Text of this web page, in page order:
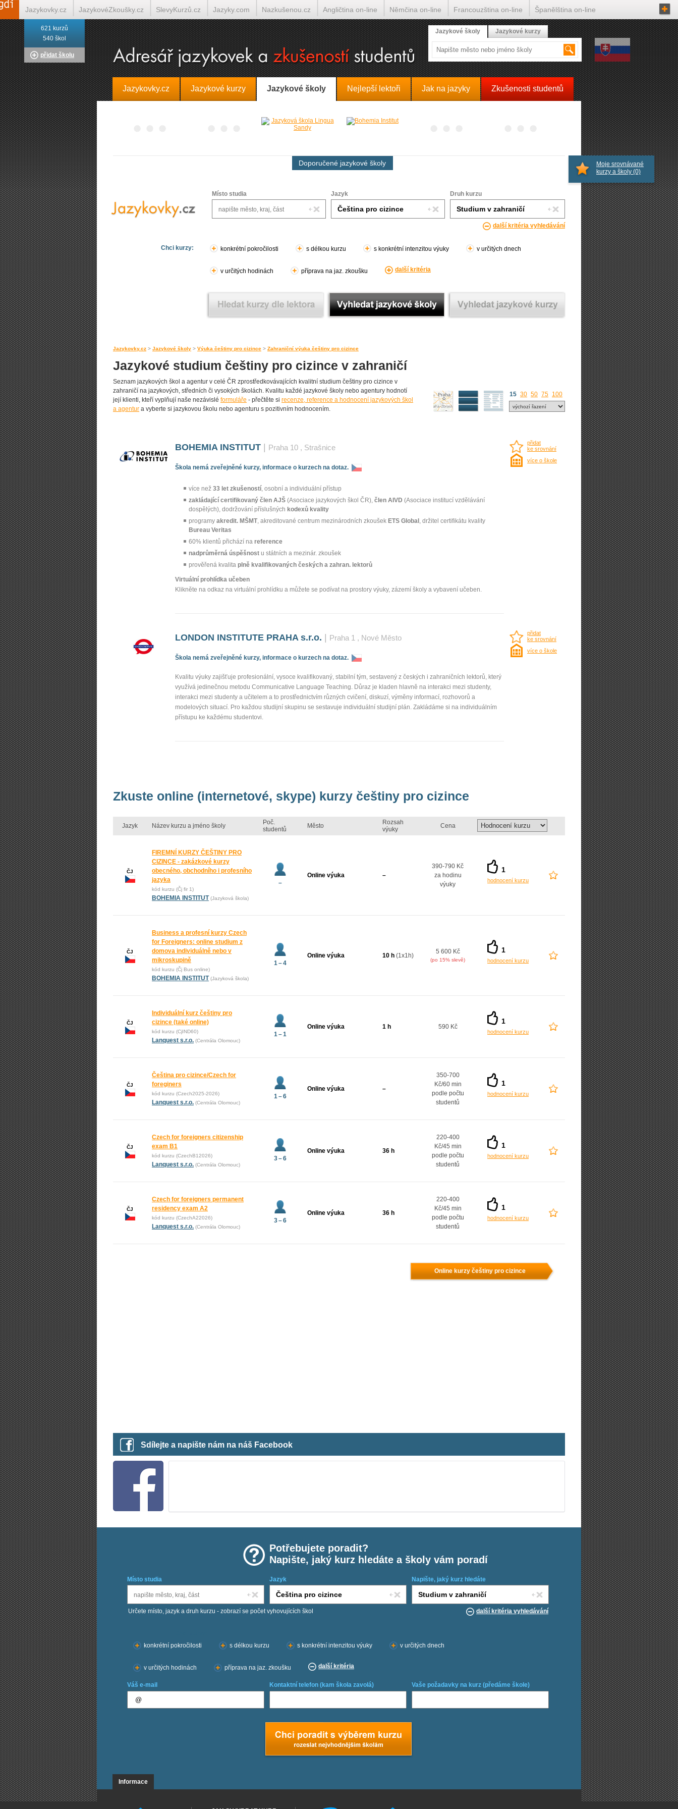
Jazykovky.cz Jazykové kurzy Jazykové školy Nejlepší lektoři Jak na jazyky Zkušenosti studentů
Doporučené jazykové školy
Místo studia Jazyk Druh kurzu
další kritéria vyhledávání
Chci kurzy: konkrétní pokročilosti s délkou kurzu s konkrétní intenzitou výuky v určitých dnech
v určitých hodinách příprava na jaz. zkoušku další kritéria
Jazykovky.cz > Jazykové školy > Výuka češtiny pro cizince > Zahraniční výuka češtiny pro cizince
Jazykové studium češtiny pro cizince v zahraničí
Seznam jazykových škol a agentur v celé ČR zprostředkovávajících kvalitní studium češtiny pro cizince v
zahraničí na jazykových, středních či vysokých školách. Kvalitu každé jazykové školy nebo agentury hodnotí
její klienti, kteří vyplňují naše nezávislé formuláře - přečtěte si recenze, reference a hodnocení jazykových škol
a agentur a vyberte si jazykovou školu nebo agenturu s pozitivním hodnocením.
15 30 50 75 100
BOHEMIA INSTITUT Praha 10 , Strašnice
Škola nemá zveřejněné kurzy, informace o kurzech na dotaz.
přidat
ke srovnání
více o škole
více než 33 let zkušeností, osobní a individuální přístup
zakládající certifikovaný člen AJŠ (Asociace jazykových škol ČR), člen AIVD (Asociace institucí vzdělávání
dospělých), dodržování příslušných kodexů kvality
programy akredit. MŠMT, akreditované centrum mezinárodních zkoušek ETS Global , držitel certifikátu kvality
Bureau Veritas
60% klientů přichází na reference
nadprůměrná úspěšnost u státních a mezinár. zkoušek
prověřená kvalita plně kvalifikovaných českých a zahran. lektorů
Virtuální prohlídka učeben
Klikněte na odkaz na virtuální prohlídku a můžete se podívat na prostory výuky, zázemí školy a vybavení učeben.
LONDON INSTITUTE PRAHA s.r.o. Praha 1 , Nové Město
Škola nemá zveřejněné kurzy, informace o kurzech na dotaz.
přidat
ke srovnání
více o škole
Kvalitu výuky zajišťuje profesionální, vysoce kvalifikovaný, stabilní tým, sestavený z českých i zahraničních lektorů, který
využívá jedinečnou metodu Communicative Language Teaching. Důraz je kladen hlavně na interakci mezi studenty,
interakci mezi studenty a učitelem a to prostřednictvím různých cvičení, diskuzí, výměny informací, rozhovorů a
modelových situací. Pro každou studijní skupinu se sestavuje individuální studijní plán. Zakládáme si na individuálním
přístupu ke každému studentovi.
Zkuste online (internetové, skype) kurzy češtiny pro cizince
Jazyk Název kurzu a jméno školy
Poč.
studentů
Město
Rozsah
výuky
Cena
ČJ
FIREMNÍ KURZY ČEŠTINY PRO
CIZINCE - zakázkové kurzy
obecného, obchodního i profesního
jazyka
kód kurzu (Čj fir 1)
BOHEMIA INSTITUT (Jazyková škola)
–
Online výuka –
390-790 Kč
za hodinu
výuky
1
hodnocení kurzu
ČJ
Business a profesní kurzy Czech
for Foreigners: online studium z
domova individuálně nebo v
mikroskupině
kód kurzu (Čj Bus online)
BOHEMIA INSTITUT (Jazyková škola)
1 – 4
Online výuka 10 h (1x1h)
5 600 Kč
(po 15% slevě)
1
hodnocení kurzu
ČJ
Individuální kurz češtiny pro
cizince (také online)
kód kurzu (CjIND60)
Lanquest s.r.o. (Centrála Olomouc)
1 – 1
Online výuka 1 h 590 Kč
1
hodnocení kurzu
ČJ
Čeština pro cizince/Czech for
foreginers
kód kurzu (Czech2025-2026)
Lanquest s.r.o. (Centrála Olomouc)
1 – 6
Online výuka –
350-700
Kč/60 min
podle počtu
studentů
1
hodnocení kurzu
ČJ
Czech for foreigners citizenship
exam B1
kód kurzu (CzechB12026)
Lanquest s.r.o. (Centrála Olomouc)
3 – 6
Online výuka 36 h
220-400
Kč/45 min
podle počtu
studentů
1
hodnocení kurzu
ČJ
Czech for foreigners permanent
residency exam A2
kód kurzu (CzechA22026)
Lanquest s.r.o. (Centrála Olomouc)
3 – 6
Online výuka 36 h
220-400
Kč/45 min
podle počtu
studentů
1
hodnocení kurzu
Online kurzy češtiny pro cizince
Sdílejte a napište nám na náš Facebook
Potřebujete poradit?
Napište, jaký kurz hledáte a školy vám poradí
Místo studia Jazyk Napište, jaký kurz hledáte
Určete místo, jazyk a druh kurzu - zobrazí se počet vyhovujících škol další kritéria vyhledávání
konkrétní pokročilosti
s délkou kurzu s konkrétní intenzitou výuky v určitých dnech
v určitých hodinách příprava na jaz. zkoušku další kritéria
Váš e-mail Kontaktní telefon (kam škola zavolá) Vaše požadavky na kurz (předáme škole)
Moje srovnávané
kurzy a školy (0)
621 kurzů
540 škol
přidat školu
Jazykové školy Jazykové kurzy
Informace
Jazykovky.cz JazykovéZkoušky.cz SlevyKurzů.cz Jazyky.com Nazkušenou.cz Angličtina on-line Němčina on-line Francouzština on-line Španělština on-line
Italština on-line Tlumočení-Překlady.cz Překládá.cz Tlumočí.cz